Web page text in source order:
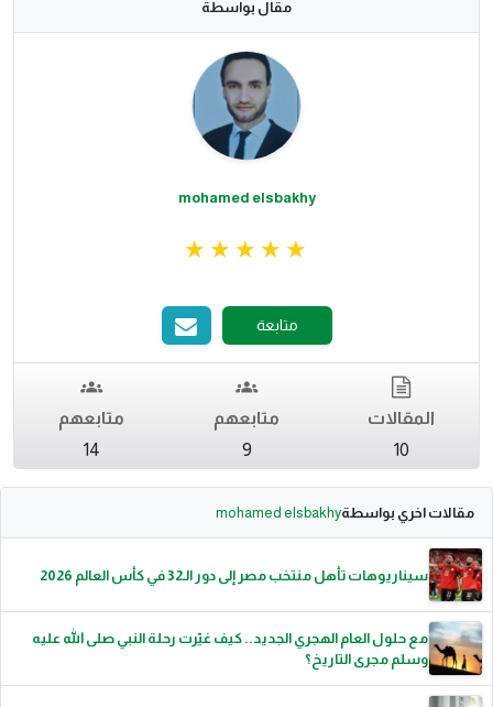
مقال بواسطة
mohamed elsbakhy
متابعة
المقالات
10
متابعهم
9
متابعهم
14
مقالات اخري بواسطةmohamed elsbakhy
سيناريوهات تأهل منتخب مصر إلى دور الـ32 في كأس العالم 2026
مع حلول العام الهجري الجديد.. كيف غيّرت رحلة النبي صلى الله عليه
وسلم مجرى التاريخ؟